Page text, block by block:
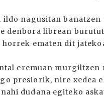
ildo nagusitan
denbora librean
ematen dit
eremuan murgiltzen
presiorik, nire xedea
dudana egiteko